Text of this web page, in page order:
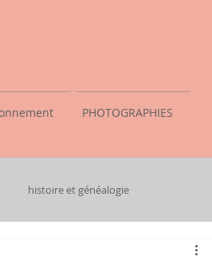
PHOTOGRAPHIES
histoire et généalogie